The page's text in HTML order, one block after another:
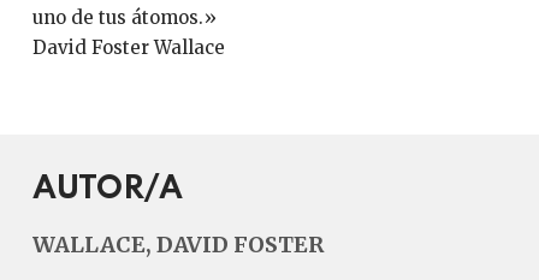
uno de tus átomos.»
David Foster Wallace
AUTOR/A
WALLACE, DAVID FOSTER